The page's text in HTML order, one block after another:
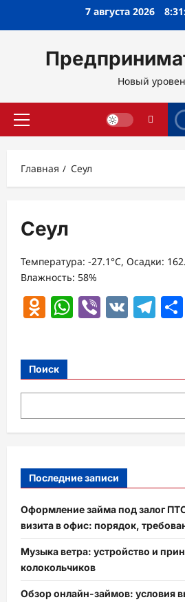
7 августа 2026
Новый
Основное
Главная Сеул
Сеул
Температура: -27.1°C, Осадки:
Влажность: 58%
Odnoklassniki
WhatsApp
Viber
VK
Поиск
Последние записи
Оформление займа под залог
визита в офис: порядок,
Музыка ветра: устройство и
колокольчиков
Обзор онлайн-займов: условия